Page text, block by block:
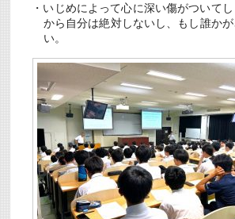
・いじめによって心に深い傷がついて
から自分は絶対しないし、もし誰か
い。